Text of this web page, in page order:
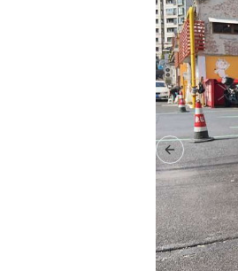
Previous slide